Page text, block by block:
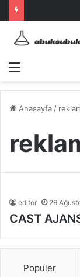
Menü
Anasayfa /
editör 26
CAST
Popüler